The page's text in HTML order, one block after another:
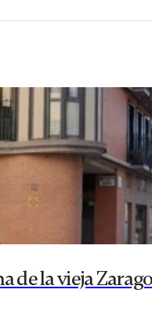
de la vieja